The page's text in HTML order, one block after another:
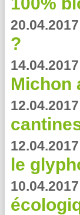
20.04.2017
?
14.04.2017
Michon
12.04.2017
12.04.2017
le
10.04.2017